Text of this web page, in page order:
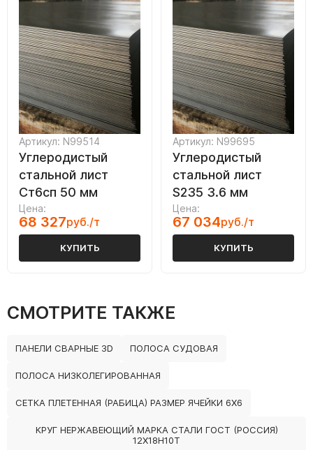
Артикул: N99514
Углеродистый
стальной лист
Ст6сп 50 мм
Цена:
68 327руб./т
КУПИТЬ
Артикул: N99695
Углеродистый
стальной лист
S235 3.6 мм
Цена:
67 034руб./т
КУПИТЬ
СМОТРИТЕ ТАКЖЕ
ПАНЕЛИ СВАРНЫЕ 3D ПОЛОСА СУДОВАЯ
ПОЛОСА НИЗКОЛЕГИРОВАННАЯ
СЕТКА ПЛЕТЕННАЯ (РАБИЦА) РАЗМЕР ЯЧЕЙКИ 6Х6
КРУГ НЕРЖАВЕЮЩИЙ МАРКА СТАЛИ ГОСТ (РОССИЯ)
12Х18Н10Т